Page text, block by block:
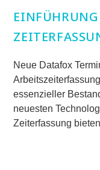
Neue Datafox
essenzieller
neuesten
Zeiterfassung